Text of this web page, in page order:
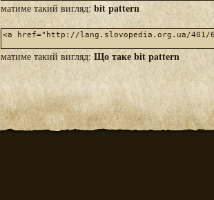
матиме такий вигляд:bit pattern
матиме такий вигляд: Що таке bit pattern